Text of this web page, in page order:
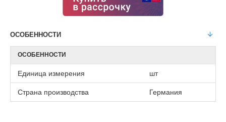
ОСОБЕННОСТИ
ОСОБЕННОСТИ
Единица измерения шт
Страна производства Германия